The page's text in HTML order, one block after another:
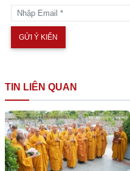
TIN LIÊN QUAN